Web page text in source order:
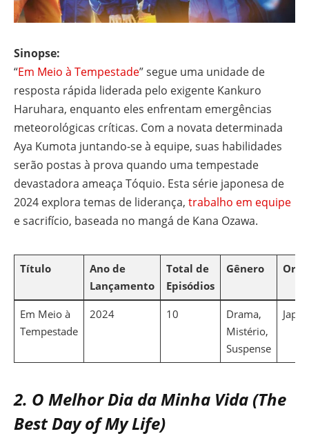
Sinopse:
“Em Meio à Tempestade” segue uma unidade de
resposta rápida liderada pelo exigente Kankuro
Haruhara, enquanto eles enfrentam emergências
meteorológicas críticas. Com a novata determinada
Aya Kumota juntando-se à equipe, suas habilidades
serão postas à prova quando uma tempestade
devastadora ameaça Tóquio. Esta série japonesa de
2024 explora temas de liderança, trabalho em equipe
e sacrifício, baseada no mangá de Kana Ozawa.
Título
Ano de
Lançamento
Total de
Episódios
Gênero
Em Meio à
Tempestade
2024 10
Drama,
Mistério,
Suspense
Japão
2. O Melhor Dia da Minha Vida (The
Best Day of My Life)